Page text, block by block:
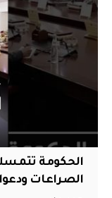
الحكومة
الصراعات